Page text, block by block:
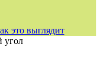
это выглядит